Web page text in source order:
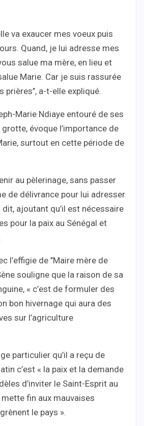
va exaucer mes voeux puis
Quand, je lui adresse mes
salue ma mère, en lieu et
Marie. Car je suis rassurée
prières’’, a-t-elle expliqué.
Marie Ndiaye entouré de ses
évoque l’importance de
surtout en cette période de
au pèlerinage, sans passer
de délivrance pour lui adresser
dit, ajoutant qu’il est nécessaire
pour la paix au Sénégal et
l’effigie de ’’Maire mère de
souligne que la raison de sa
« c’est de formuler des
bon hivernage qui aura des
sur l’agriculture
particulier qu’il a reçu de
c’est « la paix et la demande
d’inviter le Saint-Esprit au
mette fin aux mauvaises
le pays ».